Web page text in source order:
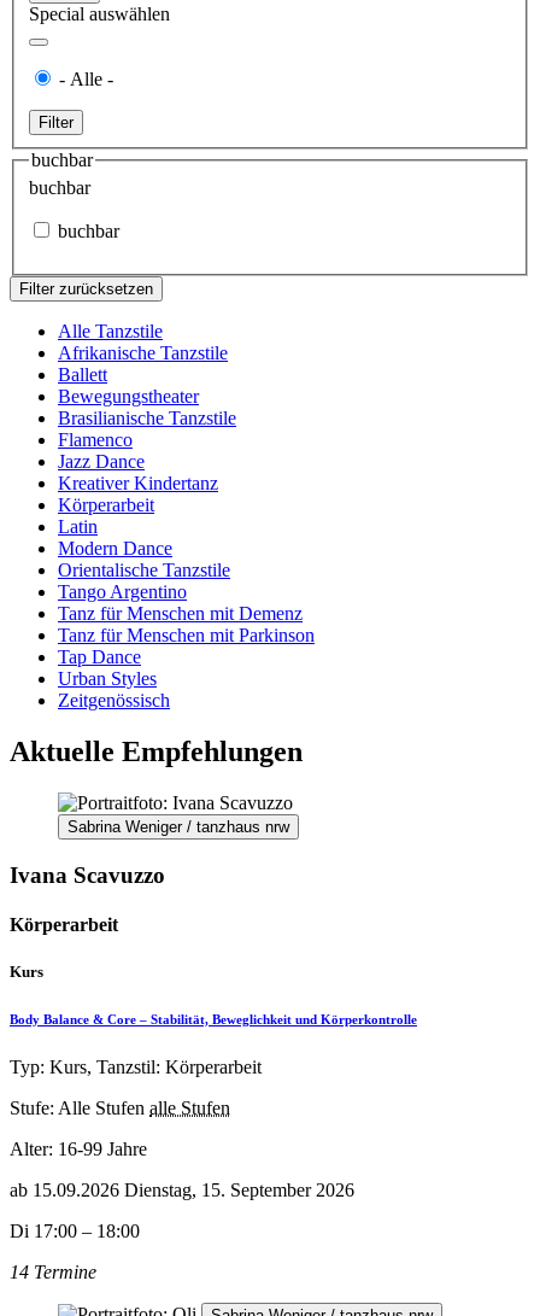
Special auswählen
- Alle -
Filter
buchbar
buchbar
buchbar
Filter zurücksetzen
Alle Tanzstile
Afrikanische Tanzstile
Ballett
Bewegungstheater
Brasilianische Tanzstile
Flamenco
Jazz Dance
Kreativer Kindertanz
Körperarbeit
Latin
Modern Dance
Orientalische Tanzstile
Tango Argentino
Tanz für Menschen mit Demenz
Tanz für Menschen mit Parkinson
Tap Dance
Urban Styles
Zeitgenössisch
Aktuelle Empfehlungen
Sabrina Weniger / tanzhaus nrw
Ivana Scavuzzo
Körperarbeit
Kurs
Body Balance & Core – Stabilität, Beweglichkeit und Körperkontrolle
Typ: Kurs, Tanzstil: Körperarbeit
Stufe: Alle Stufen alle Stufen
Alter: 16-99 Jahre
ab 15.09.2026 Dienstag, 15. September 2026
Di 17:00 – 18:00
14 Termine